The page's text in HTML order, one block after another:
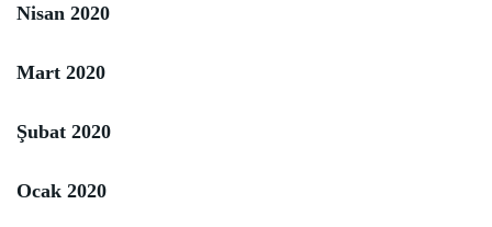
Nisan 2020
Mart 2020
Şubat 2020
Ocak 2020